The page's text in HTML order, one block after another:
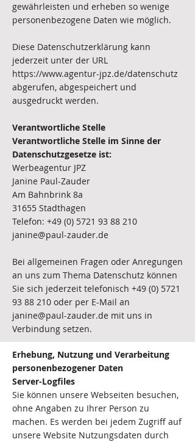
gewährleisten und erheben so wenige
personenbezogene Daten wie möglich.
Diese Datenschutzerklärung kann
jederzeit unter der URL
https://www.agentur-jpz.de/datenschutz
abgerufen, abgespeichert und
ausgedruckt werden.
Verantwortliche Stelle
Verantwortliche Stelle im Sinne der
Datenschutzgesetze ist:
Werbeagentur JPZ
Janine Paul-Zauder
Am Bahnbrink 8a
31655 Stadthagen
Telefon: +49 (0) 5721 93 88 210
janine@paul-zauder.de
Bei allgemeinen Fragen oder Anregungen
an uns zum Thema Datenschutz können
Sie sich jederzeit telefonisch +49 (0) 5721
93 88 210 oder per E-Mail an
janine@paul-zauder.de mit uns in
Verbindung setzen.
Erhebung, Nutzung und Verarbeitung
personenbezogener Daten
Server-Logfiles
Sie können unsere Webseiten besuchen,
ohne Angaben zu Ihrer Person zu
machen. Es werden bei jedem Zugriff auf
unsere Website Nutzungsdaten durch